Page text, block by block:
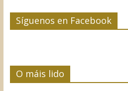
Síguenos en Facebook
O máis lido